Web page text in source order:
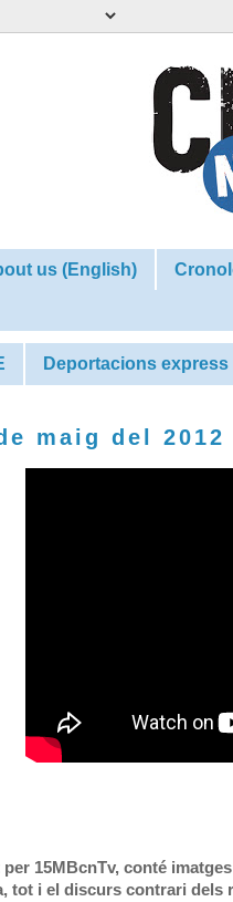
us (English)
Deportacions express
maig del 2012
15MBcnTv, conté
tot i el discurs contrari